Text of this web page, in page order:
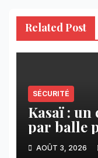
Related Post
SÉCURITÉ
Kasaï :
par balle
AOÛT 3, 2026